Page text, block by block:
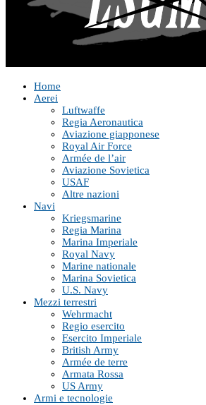
Home
Aerei
Luftwaffe
Regia Aeronautica
Aviazione giapponese
Royal Air Force
Armée de l’air
Aviazione Sovietica
USAF
Altre nazioni
Navi
Kriegsmarine
Regia Marina
Marina Imperiale
Royal Navy
Marine nationale
Marina Sovietica
U.S. Navy
Mezzi terrestri
Wehrmacht
Regio esercito
Esercito Imperiale
British Army
Armée de terre
Armata Rossa
US Army
Armi e tecnologie